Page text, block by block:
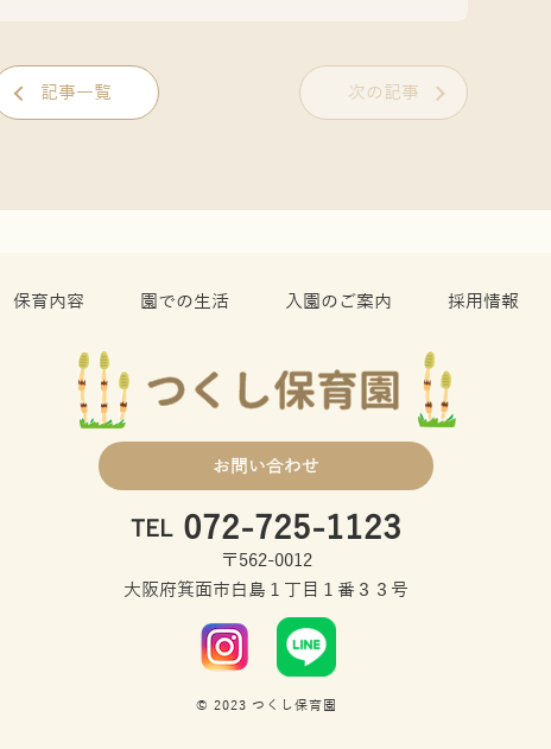
記事一覧 次の記事
保育内容 園での生活 入園のご案内 採用情報
お問い合わせ
TEL 072-725-1123
〒562-0012
大阪府箕面市白島１丁目１番３３号
© 2023 つくし保育園